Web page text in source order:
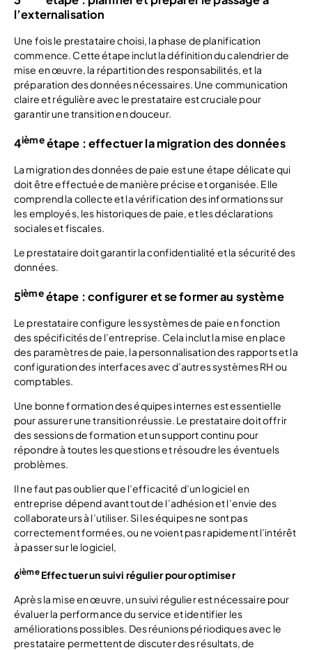
l’externalisation
Une fois le prestataire choisi, la phase de planification
commence. Cette étape inclut la définition du calendrier de
mise en œuvre, la répartition des responsabilités, et la
préparation des données nécessaires. Une communication
claire et régulière avec le prestataire est cruciale pour
garantir une transition en douceur.
4ièmeétape : effectuer la migration des données
La migration des données de paie est une étape délicate qui
doit être effectuée de manière précise et organisée. Elle
comprend la collecte et la vérification des informations sur
les employés, les historiques de paie, et les déclarations
sociales et fiscales.
Le prestataire doit garantir la confidentialité et la sécurité des
données.
5ièmeétape : configurer et se former au système
Le prestataire configure les systèmes de paie en fonction
des spécificités de l’entreprise. Cela inclut la mise en place
des paramètres de paie, la personnalisation des rapports et la
configuration des interfaces avec d’autres systèmes RH ou
comptables.
Une bonne formation des équipes internes est essentielle
pour assurer une transition réussie. Le prestataire doit offrir
des sessions de formation et un support continu pour
répondre à toutes les questions et résoudre les éventuels
problèmes.
Il ne faut pas oublier que l’efficacité d’un logiciel en
entreprise dépend avant tout de l’adhésion et l’envie des
collaborateurs à l’utiliser. Si les équipes ne sont pas
correctement formées, ou ne voient pas rapidement l’intérêt
à passer sur le logiciel,
6ièmeEffectuer un suivi régulier pour optimiser
Après la mise en œuvre, un suivi régulier est nécessaire pour
évaluer la performance du service et identifier les
améliorations possibles. Des réunions périodiques avec le
prestataire permettent de discuter des résultats, de